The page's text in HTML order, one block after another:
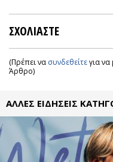
ΣΧΟΛΙΑΣΤΕ
(Πρέπει να συνδεθείτεγια
Άρθρο)
ΑΛΛΕΣ ΕΙΔΗΣΕΙΣ